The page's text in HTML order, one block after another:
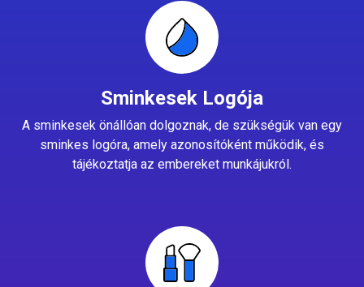
Sminkesek Logója
A sminkesek önállóan dolgoznak, de szükségük van egy
sminkes logóra, amely azonosítóként működik, és
tájékoztatja az embereket munkájukról.